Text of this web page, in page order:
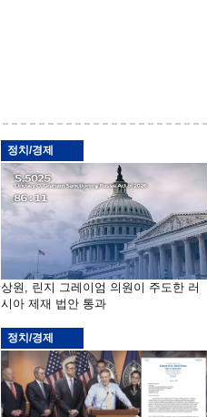
정치/경제
상원, 린지 그레이엄 의원이 주도한 러
시아 제재 법안 통과
정치/경제